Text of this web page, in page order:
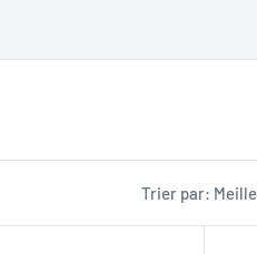
Trier par: